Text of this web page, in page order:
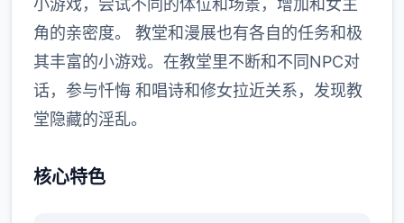
小游戏，尝试不同的体位和场景，增加和女主
角的亲密度。 教堂和漫展也有各自的任务和极
其丰富的小游戏。在教堂里不断和不同NPC对
话，参与忏悔 和唱诗和修女拉近关系，发现教
堂隐藏的淫乱。
核心特色